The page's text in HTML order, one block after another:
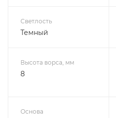
Светлость
Темный
Высота ворса, мм
8
Основа